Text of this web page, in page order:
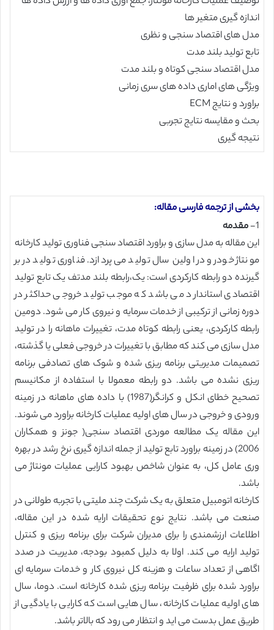
اندازه گیری متغیر ها
مدل های اقتصاد سنجی و نظری
تابع تولید بلند مدت
مدل اقتصاد سنجی کوتاه و بلند مدت
ویژگی های اماری داده های سری زمانی
براورد و نتایج ECM
بحث و مقایسه نتایج تجربی
نتیجه گیری
بخشی از ترجمه فارسی مقاله:
1- مقدمه
این مقاله به مدل سازی و براورد اقتصاد سنجی فناوری تولید کارخانه
مونتاژ خودرو در اولین سال تولید می پردازد. فناوری تولید در بر
گیرنده دو رابطه کارکردی است: یک،رابطه بلند مدتف یک تابع تولید
اقتصادی استاندارد می باشد که موجب تولید خروجی حداکثر در
دوره زمانی از ترکیبی از خدمات سرمایه و نیروی کار می شود. دومین
رابطه کارکردی، یعنی رابطه کوتاه مدت، تغییرات ماهانه را در تولید
مدل سازی می کند که مطابق با تغییرات در خروجی فعلی یا گذشته،
تصمیمات مدیریتی برنامه ریزی شده و شوک های تصادفی برنامه
ریزی نشده می باشد. دو رابطه معمولا با استفاده از مکانیسم
تصحیح خطای انکل و کرانگر(1987) با داده های ماهانه در زمینه
ورودی و خروجی در سال های اولیه عملیات کارخانه براورد می شوند.
این مقاله یک مطالعه موردی اقتصاد سنجی( جونز و همکاران
2006) در زمینه براورد تابع تولید از جمله اندازه گیری نرخ رشد در بهره
وری عامل کل، به عنوان شاخص بهبود کارایی عملیات مونتاژ می
باشد.
کارخانه اتومبیل متعلق به یک شرکت چند ملیتی با تجربه طولانی در
صنعت می باشد. نتایج نوع تحقیقات ارایه شده در این مقاله،
اطلاعات ارزشمندی را برای مدیران شرکت برای برنامه ریزی و کنترل
تولید ارایه می کند. اولا به دلیل کمبود بودجه، مدیریت در صدد
اگاهی از تعداد ساعات و هزینه کل نیروی کار و خدمات سرمایه ای
براورد شده برای ظرفیت برنامه ریزی شده کارخانه است. دوما، سال
های اولیه عملیات کارخانه، سال هایی است که کارایی با یادگیی از
طریق عمل بدست می اید و انتظار می رود که بالاتر باشد.